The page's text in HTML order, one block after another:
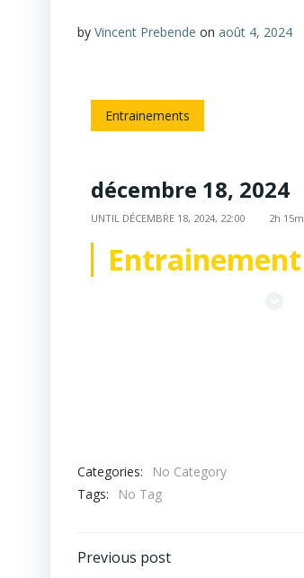
by Vincent Prebende on août 4, 2024
Entrainements
décembre 18, 2024
UNTIL DÉCEMBRE 18, 2024, 22:00 2h 15m
Entrainement
Categories:
No Category
Tags:
No Tag
Post
Previous post